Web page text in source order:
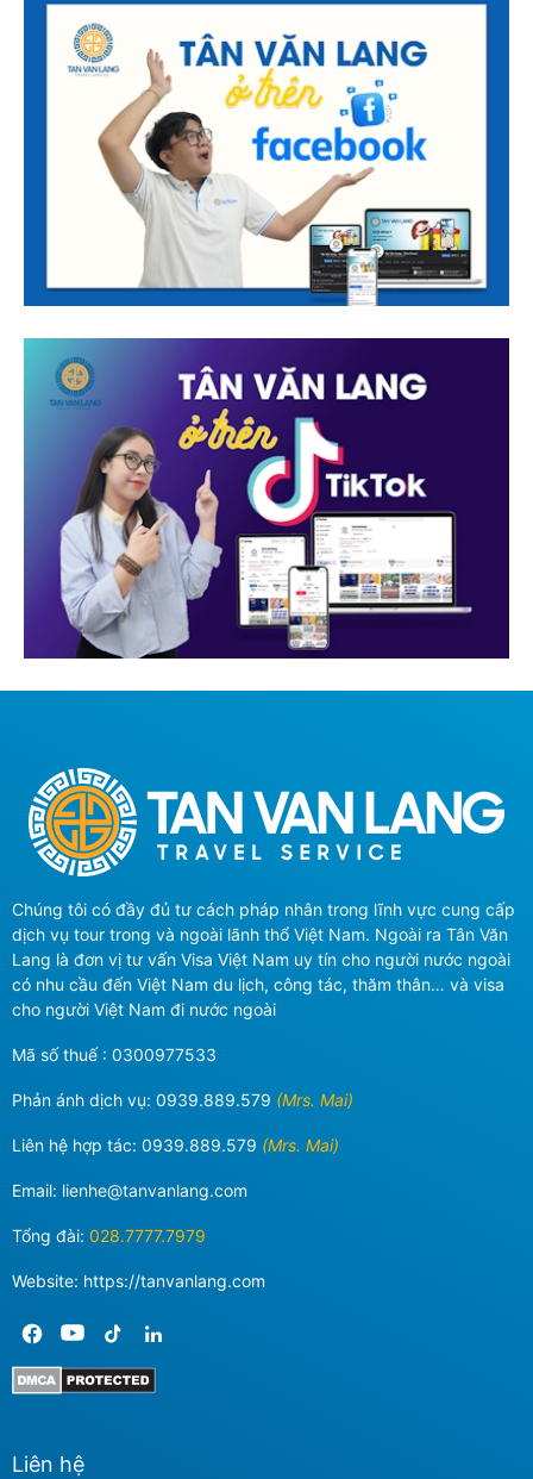
Chúng tôi có đầy đủ tư cách pháp nhân trong lĩnh vực cung cấp
dịch vụ tour trong và ngoài lãnh thổ Việt Nam. Ngoài ra Tân Văn
Lang là đơn vị tư vấn Visa Việt Nam uy tín cho người nước ngoài
có nhu cầu đến Việt Nam du lịch, công tác, thăm thân… và visa
cho người Việt Nam đi nước ngoài
Mã số thuế : 0300977533
Phản ánh dịch vụ: 0939.889.579 (Mrs. Mai)
Liên hệ hợp tác: 0939.889.579 (Mrs. Mai)
Email: lienhe@tanvanlang.com
Tổng đài: 028.7777.7979
Website: https://tanvanlang.com
Liên hệ